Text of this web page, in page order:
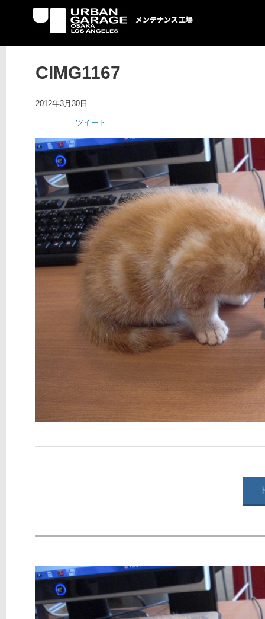
UG メンテナンス工場
CIMG1167
2012年3月30日
ツイート